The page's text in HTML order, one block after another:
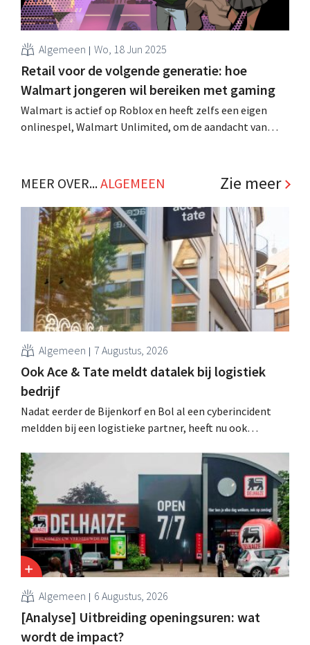
Algemeen Wo, 18 Jun 2025
Retail voor de volgende generatie: hoe
Walmart jongeren wil bereiken met gaming
Walmart is actief op Roblox en heeft zelfs een eigen
onlinespel, Walmart Unlimited, om de aandacht van
MEER OVER...ALGEMEEN Zie meer
Algemeen 7 Augustus, 2026
Ook Ace & Tate meldt datalek bij logistiek
bedrijf
Nadat eerder de Bijenkorf en Bol al een cyberincident
meldden bij een logistieke partner, heeft nu ook
datalek. Financiële gegevens, gebruikersnamen en
wachtwoorden zijn niet getroffen.
Algemeen 6 Augustus, 2026
[Analyse] Uitbreiding openingsuren: wat
wordt de impact?